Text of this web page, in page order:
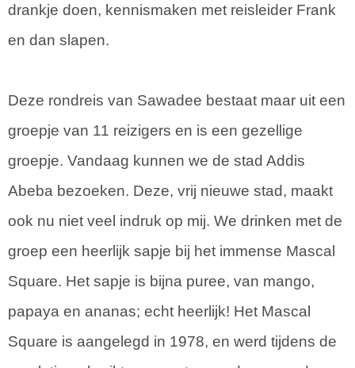
drankje doen, kennismaken met reisleider Frank
en dan slapen.
Deze rondreis van Sawadee bestaat maar uit een
groepje van 11 reizigers en is een gezellige
groepje. Vandaag kunnen we de stad Addis
Abeba bezoeken. Deze, vrij nieuwe stad, maakt
ook nu niet veel indruk op mij. We drinken met de
groep een heerlijk sapje bij het immense Mascal
Square. Het sapje is bijna puree, van mango,
papaya en ananas; echt heerlijk! Het Mascal
Square is aangelegd in 1978, en werd tijdens de